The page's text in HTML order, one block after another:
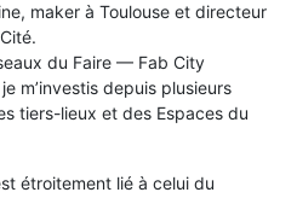
maker à Toulouse et directeur
du Faire — Fab City
m’investis depuis plusieurs
tiers-lieux et des Espaces du
étroitement lié à celui du